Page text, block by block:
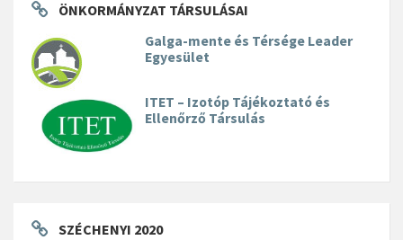
ÖNKORMÁNYZAT TÁRSULÁSAI
Galga-mente és Térsége Leader
Egyesület
ITET – Izotóp Tájékoztató és
Ellenőrző Társulás
SZÉCHENYI 2020